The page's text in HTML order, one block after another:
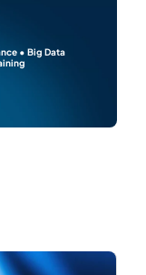
• Big Data